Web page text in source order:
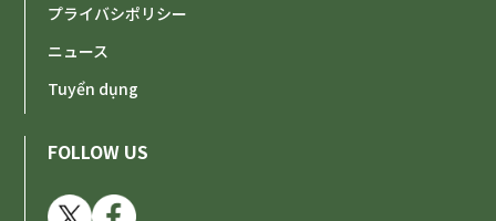
プライバシポリシー
ニュース
Tuyển dụng
FOLLOW US